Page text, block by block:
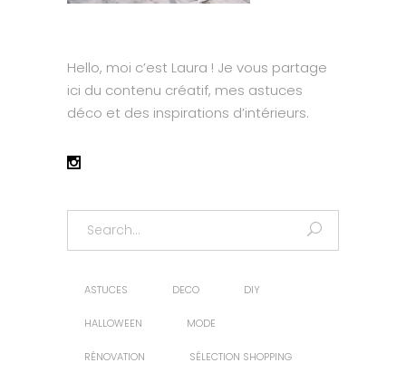
Hello, moi c’est Laura ! Je vous partage
ici du contenu créatif, mes astuces
déco et des inspirations d’intérieurs.
ASTUCES DECO DIY
HALLOWEEN MODE
RÉNOVATION SÉLECTION SHOPPING